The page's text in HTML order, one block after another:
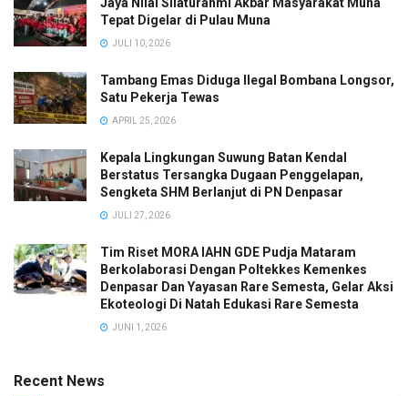
Tepat Digelar di Pulau Muna
JULI 10, 2026
Tambang Emas Diduga Ilegal Bombana Longsor,
Satu Pekerja Tewas
APRIL 25, 2026
Kepala Lingkungan Suwung Batan Kendal
Berstatus Tersangka Dugaan Penggelapan,
Sengketa SHM Berlanjut di PN Denpasar
JULI 27, 2026
Tim Riset MORA IAHN GDE Pudja Mataram
Berkolaborasi Dengan Poltekkes Kemenkes
Denpasar Dan Yayasan Rare Semesta, Gelar Aksi
Ekoteologi Di Natah Edukasi Rare Semesta
JUNI 1, 2026
Recent News